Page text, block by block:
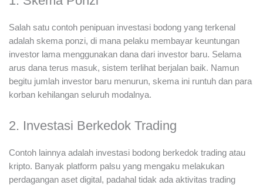
Salah satu contoh penipuan investasi bodong yang terkenal
adalah skema ponzi, di mana pelaku membayar keuntungan
investor lama menggunakan dana dari investor baru. Selama
arus dana terus masuk, sistem terlihat berjalan baik. Namun
begitu jumlah investor baru menurun, skema ini runtuh dan para
korban kehilangan seluruh modalnya.
2. Investasi Berkedok Trading
Contoh lainnya adalah investasi bodong berkedok trading atau
kripto. Banyak platform palsu yang mengaku melakukan
perdagangan aset digital, padahal tidak ada aktivitas trading